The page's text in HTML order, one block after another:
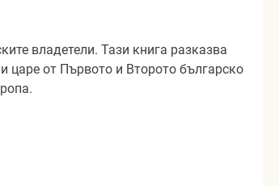
владетели. Тази книга разказва
царе от Първото и Второто българско